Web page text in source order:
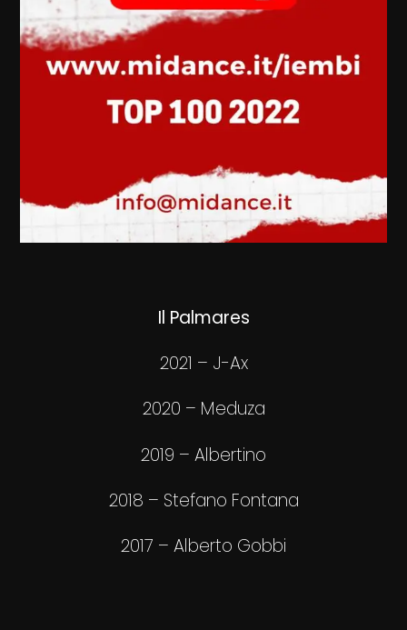
Il Palmares
2021 – J-Ax
2020 – Meduza
2019 – Albertino
2018 – Stefano Fontana
2017 – Alberto Gobbi